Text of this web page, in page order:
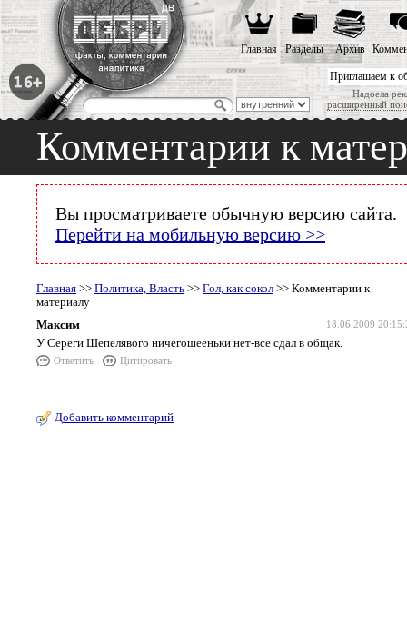
Приглашаем к
Надоела
расширенный
Главная Разделы Архив
Комментарии к
Вы просматриваете обычную версию сайта.
Перейти на мобильную версию >>
Главная >> Политика, Власть >> Гол, как сокол >> Комментарии к
материалу
18.06.2009
Максим
У Сереги Шепелявого ничегошееньки нет-все сдал в общак.
Ответить Цитировать
Добавить комментарий